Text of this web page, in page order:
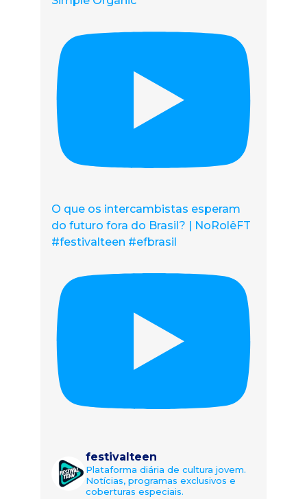
O que os intercambistas esperam
do futuro fora do Brasil? | NoRolêFT
#festivalteen #efbrasil
festivalteen
Plataforma diária de cultura jovem.
Notícias, programas exclusivos e
coberturas especiais.